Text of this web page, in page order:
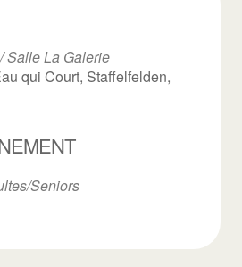
Salle La Galerie
qui Court, Staffelfelden,
Seniors